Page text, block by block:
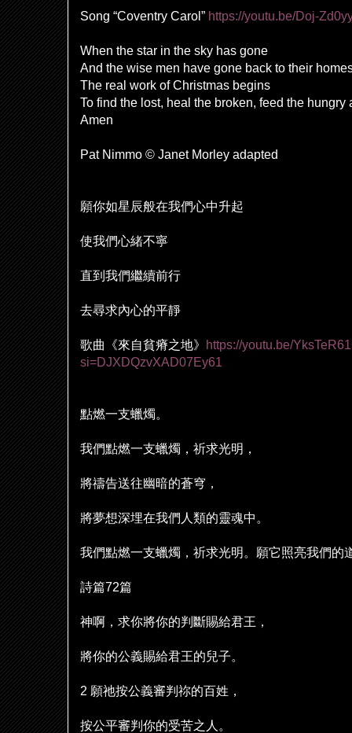
Song “Coventry Carol” https://youtu.be/Doj-
When the star in the sky has gone
And the wise men have gone back to their
The real work of Christmas begins
To find the lost, heal the broken, feed the hungry
Amen
Pat Nimmo © Janet Morley adapted
願你如星辰般在我們心中升起
使我們心緒不寧
直到我們繼續前行
去尋求內心的平靜
歌曲《來自貧瘠之地》
https://youtu.be/
si=DJXDQzvXAD07Ey61
點燃一支蠟燭。
我們點燃一支蠟燭，祈求光明，
將禱告送往幽暗的蒼穹，
將夢想深埋在我們人類的靈魂中。
我們點燃一支蠟燭，祈求光明。願它照亮我們的
詩篇72篇
神啊，求你將你的判斷賜給君王，
將你的公義賜給君王的兒子。
2 願祂按公義審判祢的百姓，
按公平審判你的受苦之人。